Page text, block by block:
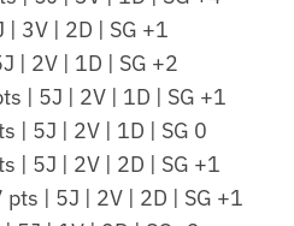
3V | 2D | SG +1
| 2V | 1D | SG +2
| 5J | 2V | 1D | SG +1
| 5J | 2V | 1D | SG 0
| 5J | 2V | 2D | SG +1
| 5J | 2V | 2D | SG +1